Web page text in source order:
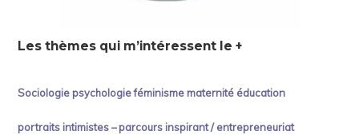
Les thèmes qui m’intéressent le +
Sociologie psychologie féminisme maternité éducation
portraits intimistes – parcours inspirant / entrepreneuriat